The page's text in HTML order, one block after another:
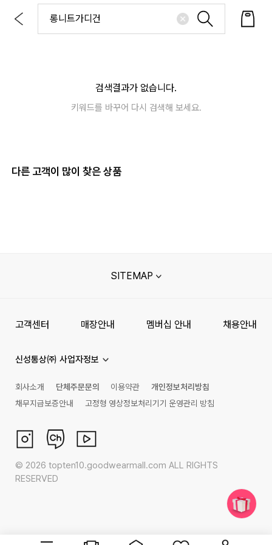
검색결과가 없습니다.
키워드를 바꾸어 다시 검색해 보세요.
다른 고객이 많이 찾은 상품
SITEMAP
고객센터 매장안내 멤버십 안내 채용안내
신성통상㈜ 사업자정보
회사소개 단체주문문의 이용약관
개인정보처리방침
채무지급보증안내
고정형 영상정보처리기기 운영관리 방침
© 2026 topten10.goodwearmall.com ALL RIGHTS
RESERVED